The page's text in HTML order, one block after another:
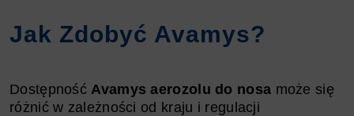
Jak Zdobyć Avamys?
Dostępność Avamys aerozolu do nosa może się
różnić w zależności od kraju i regulacji